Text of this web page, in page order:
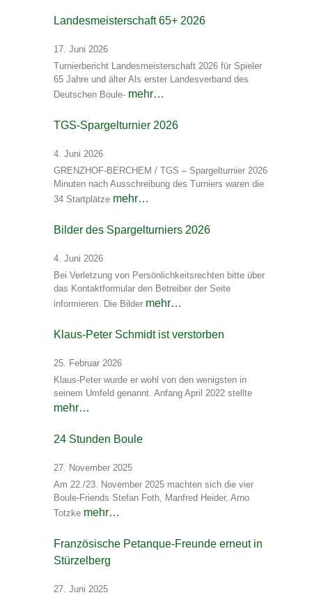
Landesmeisterschaft 65+ 2026
17. Juni 2026
Turnierbericht Landesmeisterschaft 2026 für Spieler
65 Jahre und älter Als erster Landesverband des
Deutschen Boule- mehr…
TGS-Spargelturnier 2026
4. Juni 2026
GRENZHOF-BERCHEM / TGS – Spargelturnier 2026
Minuten nach Ausschreibung des Turniers waren die
34 Startplätze mehr…
Bilder des Spargelturniers 2026
4. Juni 2026
Bei Verletzung von Persönlichkeitsrechten bitte über
das Kontaktformular den Betreiber der Seite
informieren. Die Bilder mehr…
Klaus-Peter Schmidt ist verstorben
25. Februar 2026
Klaus-Peter wurde er wohl von den wenigsten in
seinem Umfeld genannt. Anfang April 2022 stellte
mehr…
24 Stunden Boule
27. November 2025
Am 22./23. November 2025 machten sich die vier
Boule-Friends Stefan Foth, Manfred Heider, Arno
Totzke mehr…
Französische Petanque-Freunde erneut in
Stürzelberg
27. Juni 2025